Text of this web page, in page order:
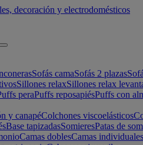
Sofás camaSofás 2 plazas
Sillones relaxSillones relax
peraPuffs reposapiésPuffs con
y canapéColchones viscoelásticos
Base tapizadasSomieresPatas de
Camas doblesCamas individuales